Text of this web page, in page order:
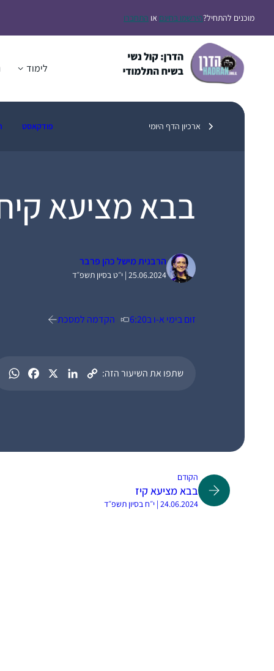
לתוכןמוכנים להתחיל?הירשמו בחינם או התחברו
לימוד
ארכיון הדף היומי פודקאסט
בבא מציעא
הרבנית מישל כהן פרבר
25.06.2024 | י״ט בסיון תשפ״ד
זום בימי א-ו ב6:20 הקדמה למסכת
שתפו את השיעור הזה:
הקודם
בבא מציעא קיז
24.06.2024 | י״ח בסיון תשפ״ד